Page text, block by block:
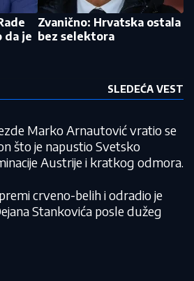
da je
Zvanično: Hrvatska ostala
bez selektora
SLEDEĆA VEST
Marko Arnautović vratio se
što je napustio Svetsko
Austrije i kratkog odmora.
crveno-belih i odradio je
Stankovića posle dužeg